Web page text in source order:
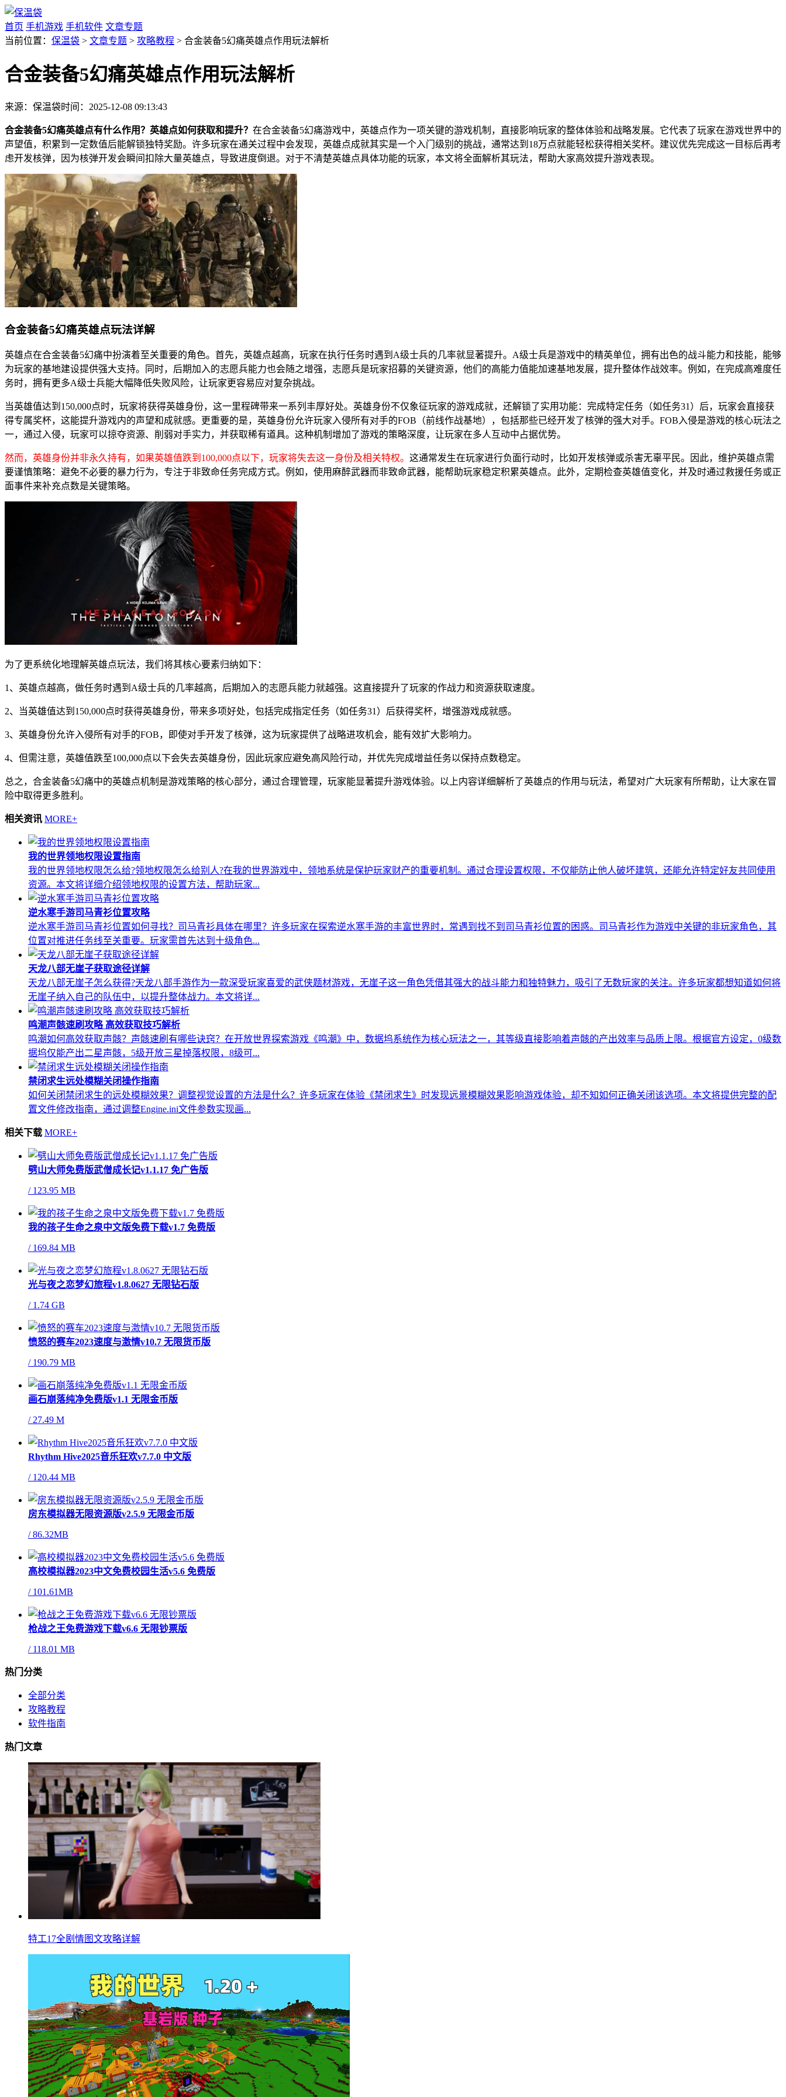
首页 手机游戏 手机软件 文章专题
当前位置： 保温袋 > 文章专题 > 攻略教程 > 合金装备5幻痛英雄点作用玩法解析
合金装备5幻痛英雄点作用玩法解析
来源：保温袋时间：2025-12-08 09:13:43
合金装备5幻痛英雄点有什么作用？英雄点如何获取和提升？ 在合金装备5幻痛游戏中，英雄点作为一项关键的游戏机制，直接影响玩家的整体体验和战略发展。它代表了玩家在游戏世界中的
声望值，积累到一定数值后能解锁独特奖励。许多玩家在通关过程中会发现，英雄点成就其实是一个入门级别的挑战，通常达到18万点就能轻松获得相关奖杯。建议优先完成这一目标后再考
虑开发核弹，因为核弹开发会瞬间扣除大量英雄点，导致进度倒退。对于不清楚英雄点具体功能的玩家，本文将全面解析其玩法，帮助大家高效提升游戏表现。
合金装备5幻痛英雄点玩法详解
英雄点在合金装备5幻痛中扮演着至关重要的角色。首先，英雄点越高，玩家在执行任务时遇到A级士兵的几率就显著提升。A级士兵是游戏中的精英单位，拥有出色的战斗能力和技能，能够
为玩家的基地建设提供强大支持。同时，后期加入的志愿兵能力也会随之增强，志愿兵是玩家招募的关键资源，他们的高能力值能加速基地发展，提升整体作战效率。例如，在完成高难度任
务时，拥有更多A级士兵能大幅降低失败风险，让玩家更容易应对复杂挑战。
当英雄值达到150,000点时，玩家将获得英雄身份，这一里程碑带来一系列丰厚好处。英雄身份不仅象征玩家的游戏成就，还解锁了实用功能：完成特定任务（如任务31）后，玩家会直接获
得专属奖杯，这能提升游戏内的声望和成就感。更重要的是，英雄身份允许玩家入侵所有对手的FOB（前线作战基地），包括那些已经开发了核弹的强大对手。FOB入侵是游戏的核心玩法之
一，通过入侵，玩家可以掠夺资源、削弱对手实力，并获取稀有道具。这种机制增加了游戏的策略深度，让玩家在多人互动中占据优势。
然而，英雄身份并非永久持有，如果英雄值跌到100,000点以下，玩家将失去这一身份及相关特权。 这通常发生在玩家进行负面行动时，比如开发核弹或杀害无辜平民。因此，维护英雄点需
要谨慎策略：避免不必要的暴力行为，专注于非致命任务完成方式。例如，使用麻醉武器而非致命武器，能帮助玩家稳定积累英雄点。此外，定期检查英雄值变化，并及时通过救援任务或正
面事件来补充点数是关键策略。
为了更系统化地理解英雄点玩法，我们将其核心要素归纳如下：
1、英雄点越高，做任务时遇到A级士兵的几率越高，后期加入的志愿兵能力就越强。这直接提升了玩家的作战力和资源获取速度。
2、当英雄值达到150,000点时获得英雄身份，带来多项好处，包括完成指定任务（如任务31）后获得奖杯，增强游戏成就感。
3、英雄身份允许入侵所有对手的FOB，即使对手开发了核弹，这为玩家提供了战略进攻机会，能有效扩大影响力。
4、但需注意，英雄值跌至100,000点以下会失去英雄身份，因此玩家应避免高风险行动，并优先完成增益任务以保持点数稳定。
总之，合金装备5幻痛中的英雄点机制是游戏策略的核心部分，通过合理管理，玩家能显著提升游戏体验。以上内容详细解析了英雄点的作用与玩法，希望对广大玩家有所帮助，让大家在冒
险中取得更多胜利。
相关资讯 MORE+
我的世界领地权限设置指南
我的世界领地权限怎么给?领地权限怎么给别人?在我的世界游戏中，领地系统是保护玩家财产的重要机制。通过合理设置权限，不仅能防止他人破坏建筑，还能允许特定好友共同使用
资源。本文将详细介绍领地权限的设置方法，帮助玩家...
逆水寒手游司马青衫位置攻略
逆水寒手游司马青衫位置如何寻找？司马青衫具体在哪里？许多玩家在探索逆水寒手游的丰富世界时，常遇到找不到司马青衫位置的困惑。司马青衫作为游戏中关键的非玩家角色，其
位置对推进任务线至关重要。玩家需首先达到十级角色...
天龙八部无崖子获取途径详解
天龙八部无崖子怎么获得?天龙八部手游作为一款深受玩家喜爱的武侠题材游戏，无崖子这一角色凭借其强大的战斗能力和独特魅力，吸引了无数玩家的关注。许多玩家都想知道如何将
无崖子纳入自己的队伍中，以提升整体战力。本文将详...
鸣潮声骸速刷攻略 高效获取技巧解析
鸣潮如何高效获取声骸？声骸速刷有哪些诀窍？在开放世界探索游戏《鸣潮》中，数据坞系统作为核心玩法之一，其等级直接影响着声骸的产出效率与品质上限。根据官方设定，0级数
据坞仅能产出二星声骸，5级开放三星掉落权限，8级可...
禁闭求生远处模糊关闭操作指南
如何关闭禁闭求生的远处模糊效果？调整视觉设置的方法是什么？许多玩家在体验《禁闭求生》时发现远景模糊效果影响游戏体验，却不知如何正确关闭该选项。本文将提供完整的配
置文件修改指南，通过调整Engine.ini文件参数实现画...
相关下载 MORE+
劈山大师免费版武僧成长记v1.1.17 免广告版
/123.95 MB
我的孩子生命之泉中文版免费下载v1.7 免费版
/169.84 MB
光与夜之恋梦幻旅程v1.8.0627 无限钻石版
/1.74 GB
愤怒的赛车2023速度与激情v10.7 无限货币版
/190.79 MB
画石崩落纯净免费版v1.1 无限金币版
/27.49 M
Rhythm Hive2025音乐狂欢v7.7.0 中文版
/120.44 MB
房东模拟器无限资源版v2.5.9 无限金币版
/86.32MB
高校模拟器2023中文免费校园生活v5.6 免费版
/101.61MB
枪战之王免费游戏下载v6.6 无限钞票版
/118.01 MB
热门分类
全部分类
攻略教程
软件指南
热门文章
特工17全剧情图文攻略详解